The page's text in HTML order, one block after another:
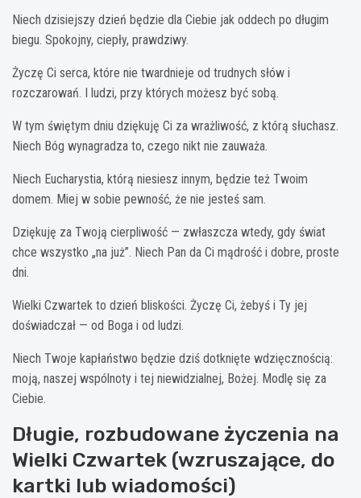
Niech dzisiejszy dzień będzie dla Ciebie jak oddech po długim
biegu. Spokojny, ciepły, prawdziwy.
Życzę Ci serca, które nie twardnieje od trudnych słów i
rozczarowań. I ludzi, przy których możesz być sobą.
W tym świętym dniu dziękuję Ci za wrażliwość, z którą słuchasz.
Niech Bóg wynagradza to, czego nikt nie zauważa.
Niech Eucharystia, którą niesiesz innym, będzie też Twoim
domem. Miej w sobie pewność, że nie jesteś sam.
Dziękuję za Twoją cierpliwość — zwłaszcza wtedy, gdy świat
chce wszystko „na już”. Niech Pan da Ci mądrość i dobre, proste
dni.
Wielki Czwartek to dzień bliskości. Życzę Ci, żebyś i Ty jej
doświadczał — od Boga i od ludzi.
Niech Twoje kapłaństwo będzie dziś dotknięte wdzięcznością:
moją, naszej wspólnoty i tej niewidzialnej, Bożej. Modlę się za
Ciebie.
Długie, rozbudowane życzenia na
Wielki Czwartek (wzruszające, do
kartki lub wiadomości)